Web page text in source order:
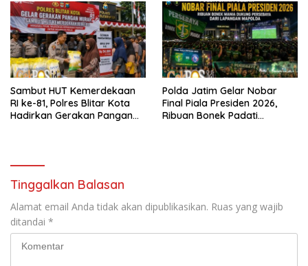
Sambut HUT Kemerdekaan
RI ke-81, Polres Blitar Kota
Hadirkan Gerakan Pangan
Polda Jatim Gelar Nobar
Final Piala Presiden 2026,
Ribuan Bonek Padati
Tinggalkan Balasan
Alamat email Anda tidak akan dipublikasikan. Ruas yang wajib
ditandai *